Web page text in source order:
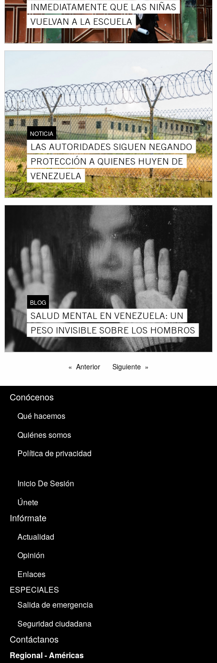
INMEDIATAMENTE QUE LAS NIÑAS
VUELVAN A LA ESCUELA
NOTICIA
LAS AUTORIDADES SIGUEN NEGANDO
PROTECCIÓN A QUIENES HUYEN DE
VENEZUELA
BLOG
SALUD MENTAL EN VENEZUELA: UN
PESO INVISIBLE SOBRE LOS HOMBROS
Anterior Siguiente
Conócenos
Qué hacemos
Quiénes somos
Política de privacidad
Inicio De Sesión
Únete
Infórmate
Actualidad
Opinión
Enlaces
ESPECIALES
Salida de emergencia
Seguridad ciudadana
Contáctanos
Regional - Américas